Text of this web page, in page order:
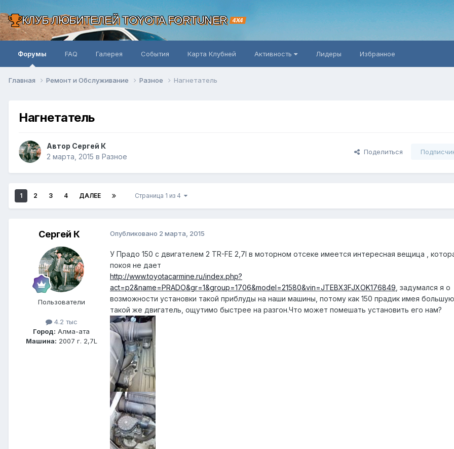
КЛУБ ЛЮБИТЕЛЕЙ TOYOTA FORTUNER 4X4
Форумы FAQ Галерея События Карта Клубней Активность Лидеры Избранное
Главная Ремонт и Обслуживание Разное Нагнетатель
Нагнетатель
Автор Сергей К
2 марта, 2015 в Разное
Поделиться
1 2 3 4 ДАЛЕЕ Страница 1 из 4
Сергей К
Пользователи
4.2 тыс
Город: Алма-ата
Машина: 2007 г. 2,7L
Опубликовано 2 марта, 2015
У Прадо 150 с двигателем 2 TR-FE 2,7l в моторном отсеке имеется интересная вещица ,
покоя не дает
http://www.toyotacarmine.ru/index.php?
act=p2&name=PRADO&gr=1&group=1706&model=21580&vin=JTEBX3FJXOK176849 , задумался я о
возможности установки такой приблуды на наши машины, потому как 150 прадик имея
такой же двигатель, ощутимо быстрее на разгон.Что может помешать установить его нам?